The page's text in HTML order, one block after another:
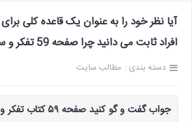
آیا نظر خود را به عنوان یک قاعده کلی
افراد ثابت می دانید چرا صفحه 59 تفکر و سبک زندگی هفتم
دسته بندی : مطالب سایت
جواب گفت و گو کنید